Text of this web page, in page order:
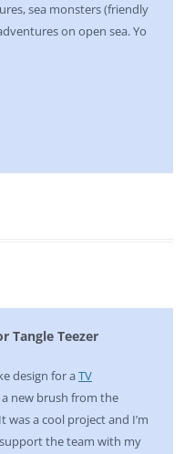
sea monsters (friendly
on open sea. Yo
Tangle Teezer
design for a TV
new brush from the
was a cool project and I’m
the team with my